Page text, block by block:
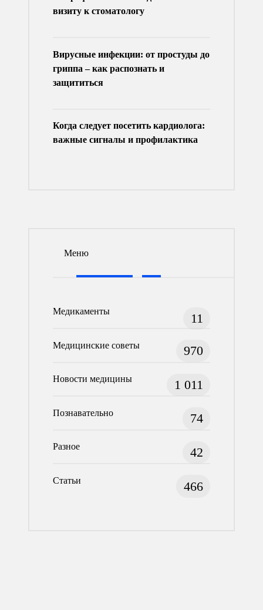
визиту к стоматологу
Вирусные инфекции: от простуды до
гриппа – как распознать и
защититься
Когда следует посетить кардиолога:
важные сигналы и профилактика
Меню
Медикаменты 11
Медицинские советы 970
Новости медицины 1 011
Познавательно 74
Разное 42
Статьи 466